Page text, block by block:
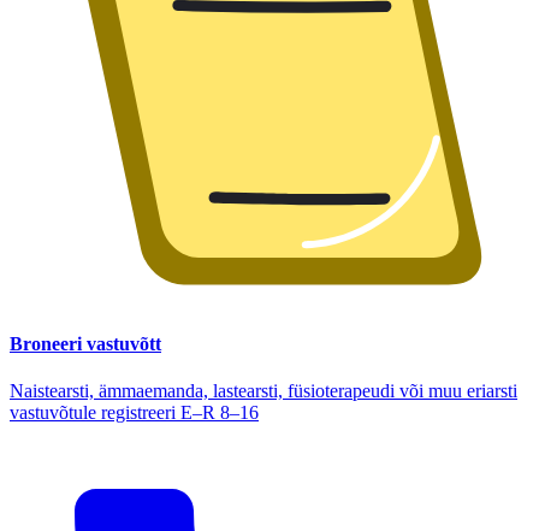
Broneeri vastuvõtt
Naistearsti, ämmaemanda, lastearsti, füsioterapeudi või muu eriarsti
vastuvõtule registreeri E–R 8–16